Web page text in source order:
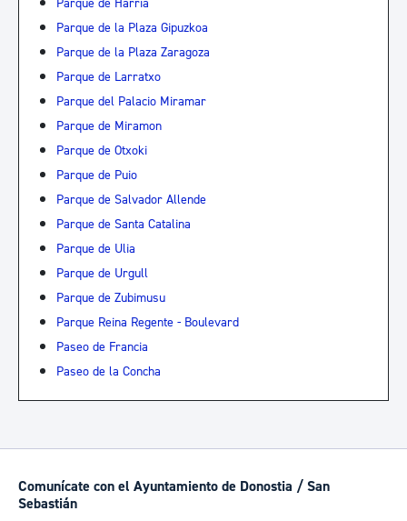
Parque de Harria
Parque de la Plaza Gipuzkoa
Parque de la Plaza Zaragoza
Parque de Larratxo
Parque del Palacio Miramar
Parque de Miramon
Parque de Otxoki
Parque de Puio
Parque de Salvador Allende
Parque de Santa Catalina
Parque de Ulia
Parque de Urgull
Parque de Zubimusu
Parque Reina Regente - Boulevard
Paseo de Francia
Paseo de la Concha
Comunícate con el Ayuntamiento de Donostia / San
Sebastián